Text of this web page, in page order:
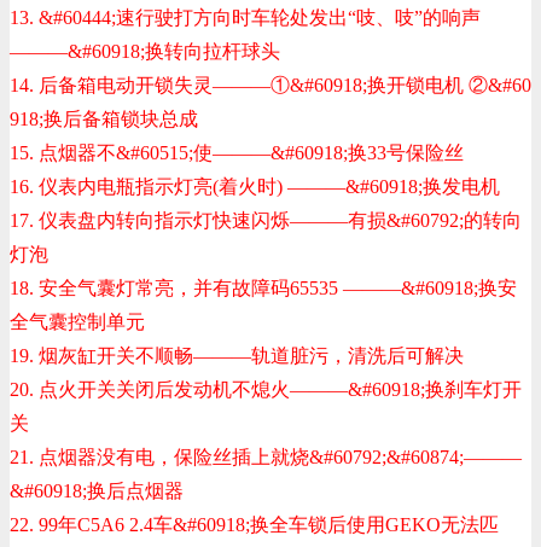
13. &#60444;速行驶打方向时车轮处发出“吱、吱”的响声
———&#60918;换转向拉杆球头
14. 后备箱电动开锁失灵———①&#60918;换开锁电机 ②&#60
918;换后备箱锁块总成
15. 点烟器不&#60515;使———&#60918;换33号保险丝
16. 仪表内电瓶指示灯亮(着火时) ———&#60918;换发电机
17. 仪表盘内转向指示灯快速闪烁———有损&#60792;的转向
灯泡
18. 安全气囊灯常亮，并有故障码65535 ———&#60918;换安
全气囊控制单元
19. 烟灰缸开关不顺畅———轨道脏污，清洗后可解决
20. 点火开关关闭后发动机不熄火———&#60918;换刹车灯开
关
21. 点烟器没有电，保险丝插上就烧&#60792;&#60874;———
&#60918;换后点烟器
22. 99年C5A6 2.4车&#60918;换全车锁后使用GEKO无法匹